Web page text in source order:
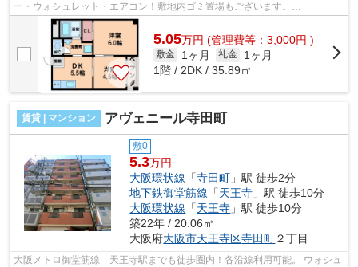
ー・ウォシュレット・エアコン！敷地内ゴミ置場もございます。
■□■□■□■□■□■□■□■□■□■□■□■□■□■□■□■□■□■□■□■□ ご...
5.05万円 (管理費等：3,000円 )
敷金 1ヶ月 礼金
1ヶ月
1階 / 2DK / 35.89㎡
賃貸 | マンション アヴェニール寺田町
敷0
5.3万円
大阪環状線 「寺田町 」駅 徒歩2分
地下鉄御堂筋線 「天王寺 」駅 徒歩10分
大阪環状線 「天王寺 」駅 徒歩10分
築22年 / 20.06㎡
大阪府大阪市天王寺区寺田町２丁目
大阪メトロ御堂筋線 天王寺駅までも徒歩圏内！各沿線利用可能。 ウォシュ